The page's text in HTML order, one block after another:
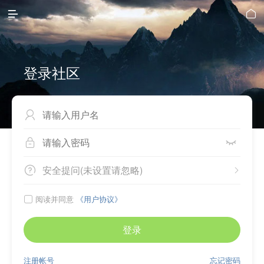
 
登录社区

 
 
安全提问(未设置请忽略)
 阅读并同意 《用户协议》
登录
忘记密码
注册帐号